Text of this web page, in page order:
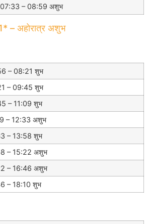
07:33 – 08:59 अशुभ
– अहोरात्र अशुभ
– 08:21 शुभ
– 09:45 शुभ
– 11:09 शुभ
– 12:33 अशुभ
– 13:58 शुभ
– 15:22 अशुभ
– 16:46 अशुभ
– 18:10 शुभ